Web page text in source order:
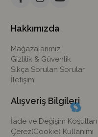
Hakkımızda
Mağazalarımız
Gizlilik & Güvenlik
Sıkça Sorulan Sorular
İletişim
Alışveriş Bilgileri
İade ve Değişim Koşulları
Çerez(Cookie) Kullanımı